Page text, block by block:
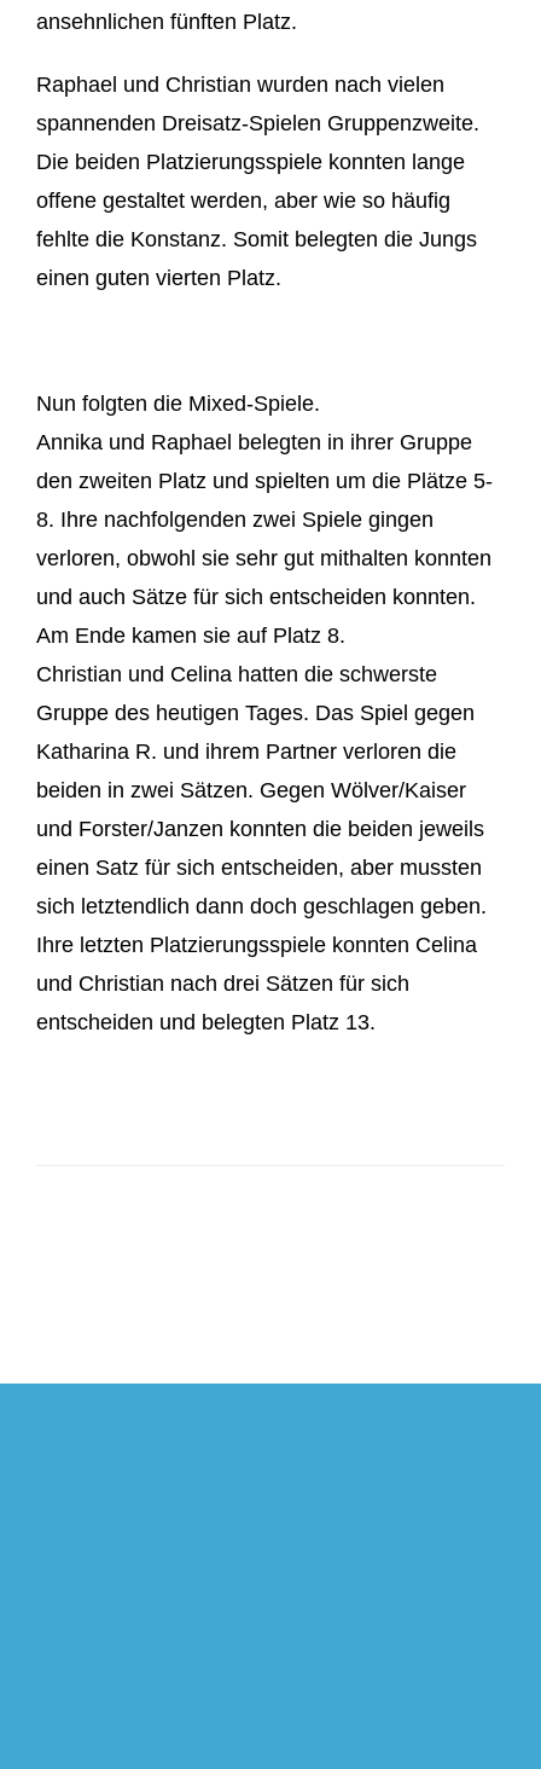
ansehnlichen fünften Platz.
Raphael und Christian wurden nach vielen
spannenden Dreisatz-Spielen Gruppenzweite.
Die beiden Platzierungsspiele konnten lange
offene gestaltet werden, aber wie so häufig
fehlte die Konstanz. Somit belegten die Jungs
einen guten vierten Platz.
Nun folgten die Mixed-Spiele.
Annika und Raphael belegten in ihrer Gruppe
den zweiten Platz und spielten um die Plätze 5-
8. Ihre nachfolgenden zwei Spiele gingen
verloren, obwohl sie sehr gut mithalten konnten
und auch Sätze für sich entscheiden konnten.
Am Ende kamen sie auf Platz 8.
Christian und Celina hatten die schwerste
Gruppe des heutigen Tages. Das Spiel gegen
Katharina R. und ihrem Partner verloren die
beiden in zwei Sätzen. Gegen Wölver/Kaiser
und Forster/Janzen konnten die beiden jeweils
einen Satz für sich entscheiden, aber mussten
sich letztendlich dann doch geschlagen geben.
Ihre letzten Platzierungsspiele konnten Celina
und Christian nach drei Sätzen für sich
entscheiden und belegten Platz 13.